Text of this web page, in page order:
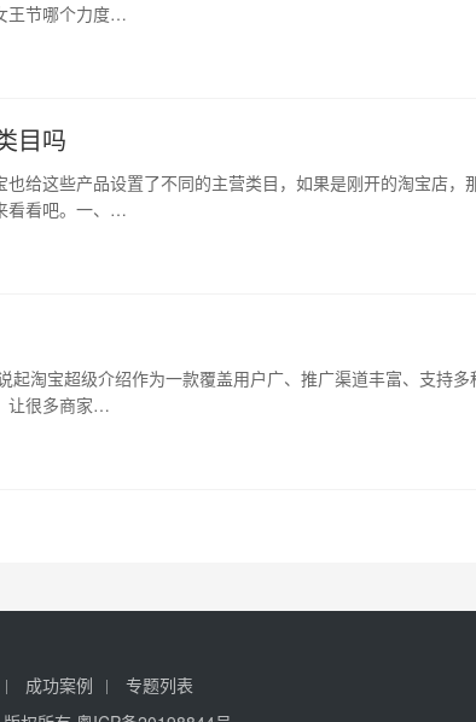
王节哪个力度…
目吗
给这些产品设置了不同的主营类目，如果是刚开的淘宝店，
看看吧。一、…
淘宝超级介绍作为一款覆盖用户广、推广渠道丰富、支持多
让很多商家…
成功案例
专题列表